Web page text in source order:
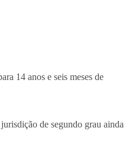
14 anos e seis meses de
de segundo grau ainda